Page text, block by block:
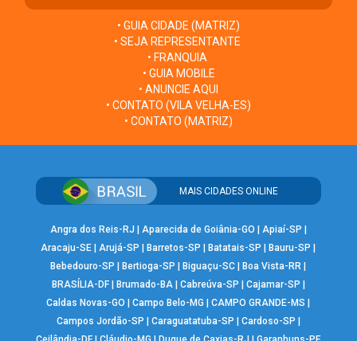
• GUIA CIDADE (MATRIZ)
• SEJA REPRESENTANTE
• FRANQUIA
• GUIA MOBILE
• ANUNCIE AQUI
• CONTATO (VILA VELHA-ES)
• CONTATO (MATRIZ)
MAIS CIDADES ONLINE
Angra dos Reis-RJ Aparecida de Goiânia-GO Apiaí-SP
Aracaju-SE |Arujá-SP Barretos-SP Batatais-SP Bauru-SP
Bebedouro-SP
Bertioga-SP Biguaçu-SC Boa Vista-RR
BRASÍLIA-DF| Brumado-BA| Cabreúva-SP Cajamar-SP
Caldas Novas-GO
|Campo Belo-MG |CAMPO GRANDE-MS
Campos Jordão-SP
Caraguatatuba-SP Cardoso-SP